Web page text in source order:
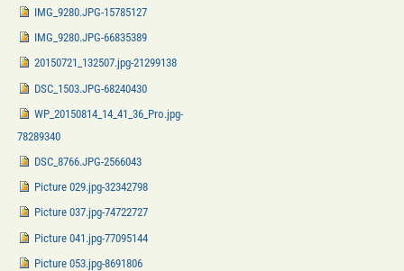
IMG_9280.JPG-15785127
IMG_9280.JPG-66835389
20150721_132507.jpg-21299138
DSC_1503.JPG-68240430
WP_20150814_14_41_36_Pro.jpg-
78289340
DSC_8766.JPG-2566043
Picture 029.jpg-32342798
Picture 037.jpg-74722727
Picture 041.jpg-77095144
Picture 053.jpg-8691806